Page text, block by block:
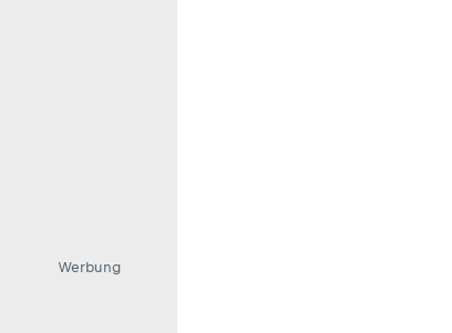
Werbung